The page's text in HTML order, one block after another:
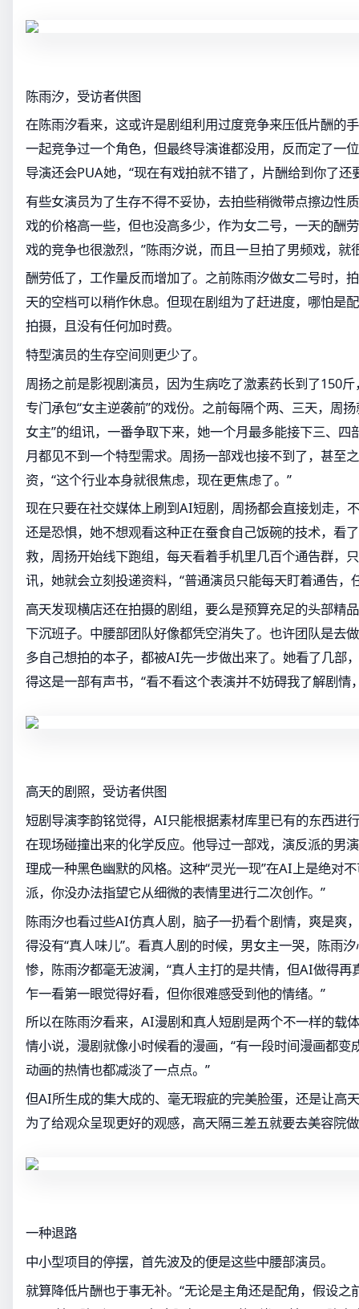
陈雨汐，受访者供图
在陈雨汐看来，这或许是剧组利用过度竞争来压低片酬的
一起竞争过一个角色，但最终导演谁都没用，反而定了一
导演还会PUA她，“现在有戏拍就不错了，片酬给到你了还
有些女演员为了生存不得不妥协，去拍些稍微带点擦边性
戏的价格高一些，但也没高多少，作为女二号，一天的酬
戏的竞争也很激烈，”陈雨汐说，而且一旦拍了男频戏，就
酬劳低了，工作量反而增加了。之前陈雨汐做女二号时，
天的空档可以稍作休息。但现在剧组为了赶进度，哪怕是
拍摄，且没有任何加时费。
特型演员的生存空间则更少了。
周扬之前是影视剧演员，因为生病吃了激素药长到了150
专门承包“女主逆袭前”的戏份。之前每隔个两、三天，周
女主”的组讯，一番争取下来，她一个月最多能接下三、四
月都见不到一个特型需求。周扬一部戏也接不到了，甚至
资，“这个行业本身就很焦虑，现在更焦虑了。”
现在只要在社交媒体上刷到AI短剧，周扬都会直接划走，
还是恐惧，她不想观看这种正在蚕食自己饭碗的技术，看
救，周扬开始线下跑组，每天看着手机里几百个通告群，
讯，她就会立刻投递资料，“普通演员只能每天盯着通告，
高天发现横店还在拍摄的剧组，要么是预算充足的头部精
下沉班子。中腰部团队好像都凭空消失了。也许团队是去
多自己想拍的本子，都被AI先一步做出来了。她看了几部
得这是一部有声书，“看不看这个表演并不妨碍我了解剧情
高天的剧照，受访者供图
短剧导演李韵铭觉得，AI只能根据素材库里已有的东西进
在现场碰撞出来的化学反应。他导过一部戏，演反派的男
理成一种黑色幽默的风格。这种“灵光一现”在AI上是绝对
派，你没办法指望它从细微的表情里进行二次创作。”
陈雨汐也看过些AI仿真人剧，脑子一扔看个剧情，爽是爽
得没有“真人味儿”。看真人剧的时候，男女主一哭，陈雨
惨，陈雨汐都毫无波澜，“真人主打的是共情，但AI做得再
乍一看第一眼觉得好看，但你很难感受到他的情绪。”
所以在陈雨汐看来，AI漫剧和真人短剧是两个不一样的载
情小说，漫剧就像小时候看的漫画，“有一段时间漫画都变
动画的热情也都减淡了一点点。”
但AI所生成的集大成的、毫无瑕疵的完美脸蛋，还是让高
为了给观众呈现更好的观感，高天隔三差五就要去美容院
一种退路
中小型项目的停摆，首先波及的便是这些中腰部演员。
就算降低片酬也于事无补。“无论是主角还是配角，假设之